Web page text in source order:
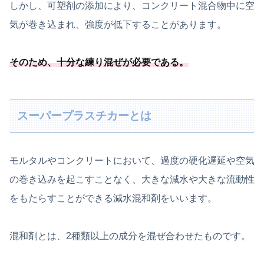
しかし、可塑剤の添加により、コンクリート混合物中に空
気が巻き込まれ、強度が低下することがあります。
そのため、十分な練り混ぜが必要である。
スーパープラスチカーとは
モルタルやコンクリートにおいて、過度の硬化遅延や空気
の巻き込みを起こすことなく、大きな減水や大きな流動性
をもたらすことができる減水混和剤をいいます。
混和剤とは、2種類以上の成分を混ぜ合わせたものです。